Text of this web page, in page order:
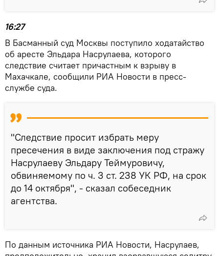
16:27
В Басманный суд Москвы поступило ходатайство
об аресте Эльдара Насрулаева, которого
следствие считает причастным к взрыву в
Махачкале, сообщили РИА Новости в пресс-
службе суда.
"Следствие просит избрать меру
пресечения в виде заключения под стражу
Насрулаеву Эльдару Теймуровичу,
обвиняемому по ч. 3 ст. 238 УК РФ, на срок
до 14 октября", - сказал собеседник
агентства.
По данным источника РИА Новости, Насрулаев,